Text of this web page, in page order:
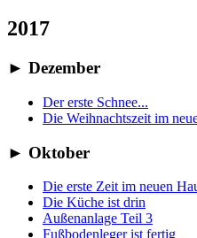
2017
► Dezember
Der erste Schnee...
Die Weihnachtszeit im
► Oktober
Die erste Zeit im neuen
Die Küche ist drin
Außenanlage Teil 3
Fußbodenleger ist fertig